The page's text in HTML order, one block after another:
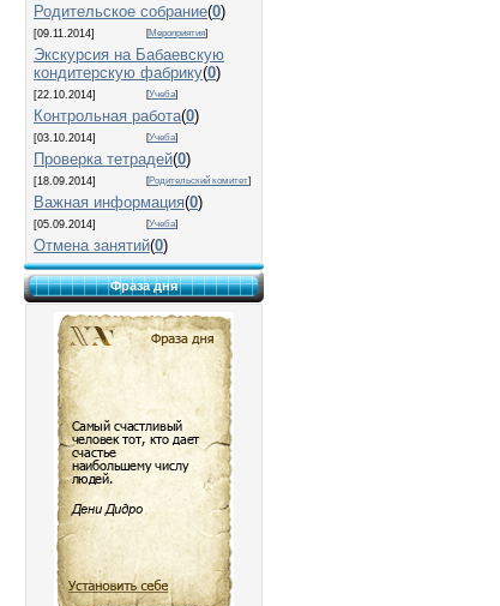
Родительское собрание(0)
[09.11.2014] [Мероприятия]
Экскурсия на Бабаевскую
кондитерскую фабрику(0)
[22.10.2014] [Учеба]
Контрольная работа(0)
[03.10.2014] [Учеба]
Проверка тетрадей(0)
[18.09.2014] [Родительский комитет]
Важная информация(0)
[05.09.2014] [Учеба]
Отмена занятий(0)
Фраза дня